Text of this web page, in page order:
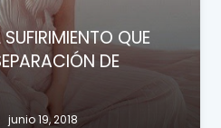
QUE
DE
junio 19, 2018